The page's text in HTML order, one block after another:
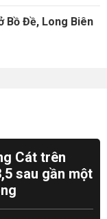
Bồ Đề, Long Biên
Cát trên
sau gần một